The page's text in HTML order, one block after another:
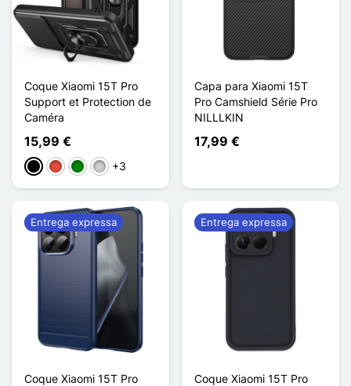
Coque Xiaomi 15T Pro
Support et Protection de
Caméra
15,99 €
PretoVermelho
VerdePrata+3
Capa para Xiaomi 15T
Pro Camshield Série Pro
NILLLKIN
17,99 €
Coque Xiaomi 15T Pro
Entrega expressa
Coque Xiaomi 15T Pro
Entrega expressa